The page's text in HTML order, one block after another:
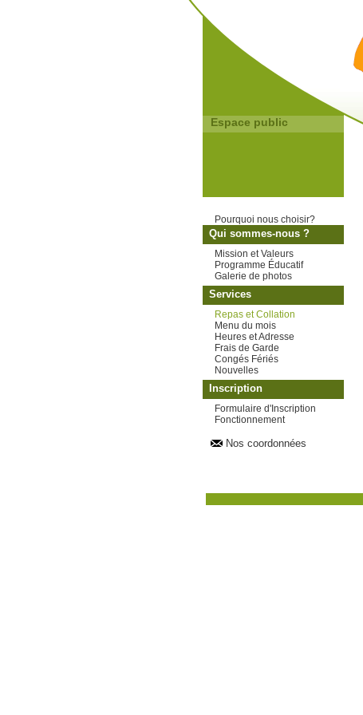
Espace public
Pourquoi nous choisir?
Qui sommes-nous ?
Mission et Valeurs
Programme Éducatif
Galerie de photos
Services
Repas et Collation
Menu du mois
Heures et Adresse
Frais de Garde
Congés Fériés
Nouvelles
Inscription
Formulaire d'Inscription
Fonctionnement
Nos coordonnées